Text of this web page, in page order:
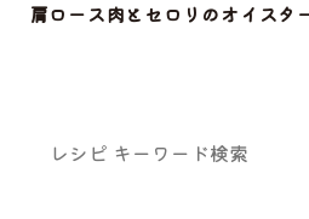
肩ロース肉とセロリのオイスタ